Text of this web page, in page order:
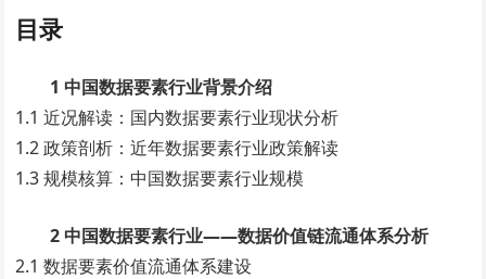
目录
1 中国数据要素行业背景介绍
1.1 近况解读：国内数据要素行业现状分析
1.2 政策剖析：近年数据要素行业政策解读
1.3 规模核算：中国数据要素行业规模
2 中国数据要素行业——数据价值链流通体系分析
2.1 数据要素价值流通体系建设